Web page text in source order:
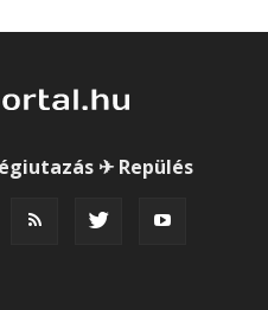
✈ Repülés